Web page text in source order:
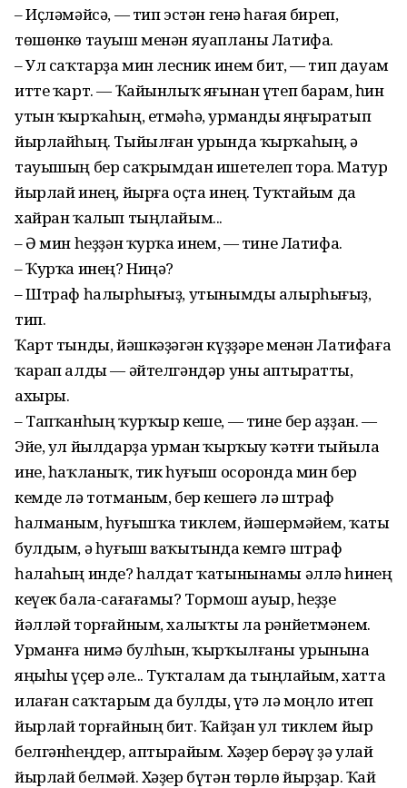
– Иҫләмәйсә, — тип эстән генә һағая биреп,
төшөнкө тауыш менән яуапланы Латифа.
– Ул саҡтарҙа мин лесник инем бит, — тип дауам
итте ҡарт. — Ҡайынлыҡ яғынан үтеп барам, һин
утын ҡырҡаһың, етмәһә, урманды яңғыратып
йырлайһың. Тыйылған урында ҡырҡаһың, ә
тауышың бер саҡрымдан ишетелеп тора. Матур
йырлай инең, йырға оҫта инең. Туҡтайым да
хайран ҡалып тыңлайым...
– Ә мин һеҙҙән ҡурҡа инем, — тине Латифа.
– Ҡурҡа инең? Ниңә?
– Штраф һалырһығыҙ, утынымды алырһығыҙ,
тип.
Ҡарт тынды, йәшкәҙәгән күҙҙәре менән Латифаға
ҡарап алды — әйтелгәндәр уны аптыратты,
ахыры.
– Тапҡанһың ҡурҡыр кеше, — тине бер аҙҙан. —
Эйе, ул йылдарҙа урман ҡырҡыу ҡәтғи тыйыла
ине, һаҡланыҡ, тик һуғыш осоронда мин бер
кемде лә тотманым, бер кешегә лә штраф
һалманым, һуғышҡа тиклем, йәшермәйем, ҡаты
булдым, ә һуғыш ваҡытында кемгә штраф
һалаһың инде? һалдат ҡатынынамы әллә һинең
кеүек бала-сағағамы? Тормош ауыр, һеҙҙе
йәлләй торғайным, халыҡты ла рәнйетмәнем.
Урманға нимә булһын, ҡырҡылғаны урынына
яңыһы үҫер әле... Туҡталам да тыңлайым, хатта
илаған саҡтарым да булды, үтә лә моңло итеп
йырлай торғайның бит. Ҡайҙан ул тиклем йыр
белгәнһеңдер, аптырайым. Хәҙер берәү ҙә улай
йырлай белмәй. Хәҙер бүтән төрлө йырҙар. Ҡай